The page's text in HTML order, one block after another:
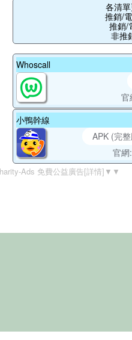
各清
推銷/
推銷/
非推
Whoscall
官
小鴨幹線
APK (完
官
Ads 免費公益廣告[詳情]▼▼